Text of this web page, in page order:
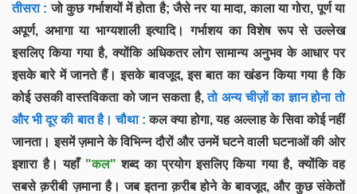
तीसरा : जो कुछ गर्भाशयों में होता है; जैसे नर या मादा, काला या गोरा, पूर्ण या
अपूर्ण, अभागा या भाग्यशाली इत्यादि। गर्भाशय का विशेष रूप से उल्लेख
इसलिए किया गया है, क्योंकि अधिकतर लोग सामान्य अनुभव के आधार पर
इसके बारे में जानते हैं। इसके बावजूद, इस बात का खंडन किया गया है कि
कोई उसकी वास्तविकता को जान सकता है,तो अन्य चीज़ों का ज्ञान होना तो
और भी दूर की बात है। चौथा : कल क्या होगा, यह अल्लाह के सिवा कोई नहीं
जानता। इसमें ज़माने के विभिन्न दौरों और उनमें घटने वाली घटनाओं की ओर
इशारा है। यहाँ "कल" शब्द का प्रयोग इसलिए किया गया है, क्योंकि वह
सबसे क़रीबी ज़माना है। जब इतना क़रीब होने के बावजूद, और कुछ संकेतों